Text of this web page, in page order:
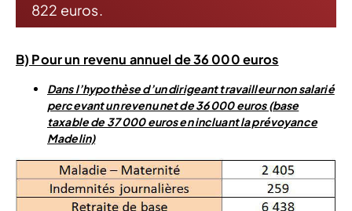
822 euros.
B) Pour un revenu annuel de 36 000 euros
Dans l’hypothèse d’un dirigeant travailleur non salarié
percevant un revenu net de 36 000 euros (base
taxable de 37 000 euros en incluant la prévoyance
Madelin)